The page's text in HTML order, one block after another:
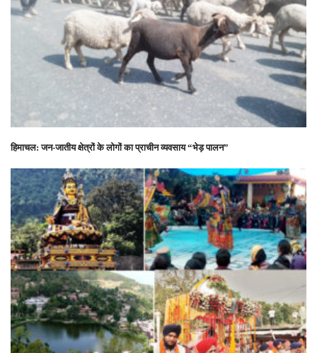
हिमाचल: जन-जातीय क्षेत्रों के लोगों का प्राचीन व्यवसाय “भेड़ पालन”